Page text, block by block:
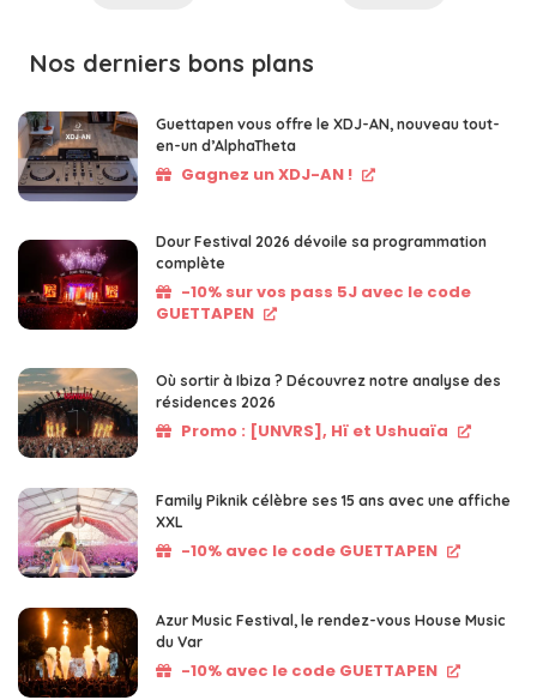
Nos derniers bons plans
Guettapen vous offre le XDJ-AN, nouveau tout-
en-un d’AlphaTheta
Gagnez un XDJ-AN !
Dour Festival 2026 dévoile sa programmation
complète
-10% sur vos pass 5J avec le code
GUETTAPEN
Où sortir à Ibiza ? Découvrez notre analyse des
résidences 2026
Promo : [UNVRS], Hï et Ushuaïa
Family Piknik célèbre ses 15 ans avec une affiche
XXL
-10% avec le code GUETTAPEN
Azur Music Festival, le rendez-vous House Music
du Var
-10% avec le code GUETTAPEN